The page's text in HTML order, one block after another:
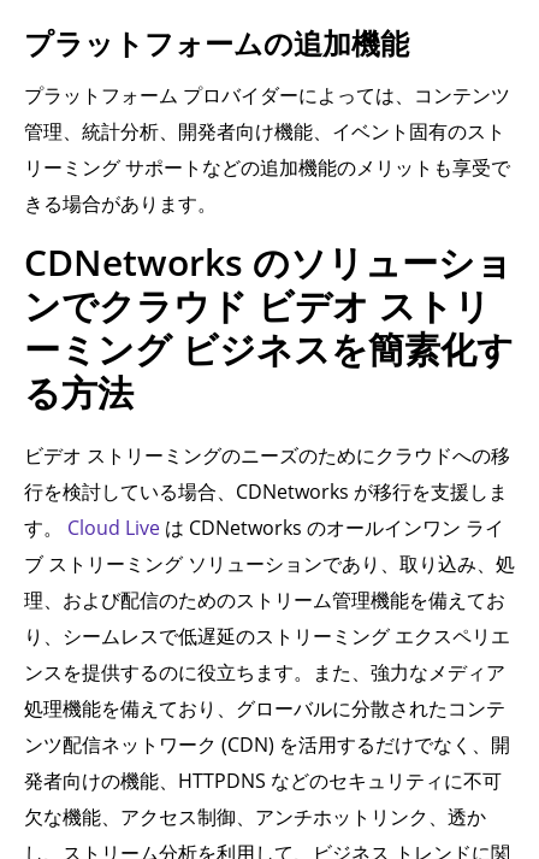
プラットフォームの追加機能
プラットフォーム プロバイダーによっては、コンテンツ
管理、統計分析、開発者向け機能、イベント固有のスト
リーミング サポートなどの追加機能のメリットも享受で
きる場合があります。
CDNetworks のソリューショ
ンでクラウド ビデオ ストリ
ーミング ビジネスを簡素化す
る方法
ビデオ ストリーミングのニーズのためにクラウドへの移
行を検討している場合、CDNetworks が移行を支援しま
す。 Cloud Live は CDNetworks のオールインワン ライ
ブ ストリーミング ソリューションであり、取り込み、処
理、および配信のためのストリーム管理機能を備えてお
り、シームレスで低遅延のストリーミング エクスペリエ
ンスを提供するのに役立ちます。また、強力なメディア
処理機能を備えており、グローバルに分散されたコンテ
ンツ配信ネットワーク (CDN) を活用するだけでなく、開
発者向けの機能、HTTPDNS などのセキュリティに不可
欠な機能、アクセス制御、アンチホットリンク、透か
し、ストリーム分析を利用して、ビジネス トレンドに関